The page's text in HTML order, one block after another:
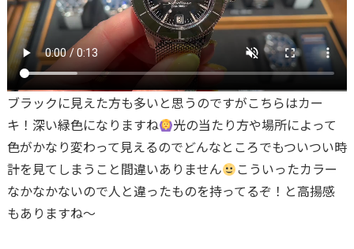
ブラックに見えた方も多いと思うのですがこちらはカー
キ！深い緑色になりますね
光の当たり方や場所によって
色がかなり変わって見えるのでどんなところでもついつい時
計を見てしまうこと間違いありません
こういったカラー
なかなかないので人と違ったものを持ってるぞ！と高揚感
もありますね〜